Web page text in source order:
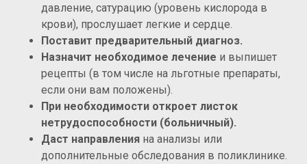
давление, сатурацию (уровень кислорода в
крови), прослушает легкие и сердце.
Поставит предварительный диагноз.
Назначит необходимое лечение и выпишет
рецепты (в том числе на льготные препараты,
если они вам положены).
При необходимости откроет листок
нетрудоспособности (больничный).
Даст направления на анализы или
дополнительные обследования в поликлинике.